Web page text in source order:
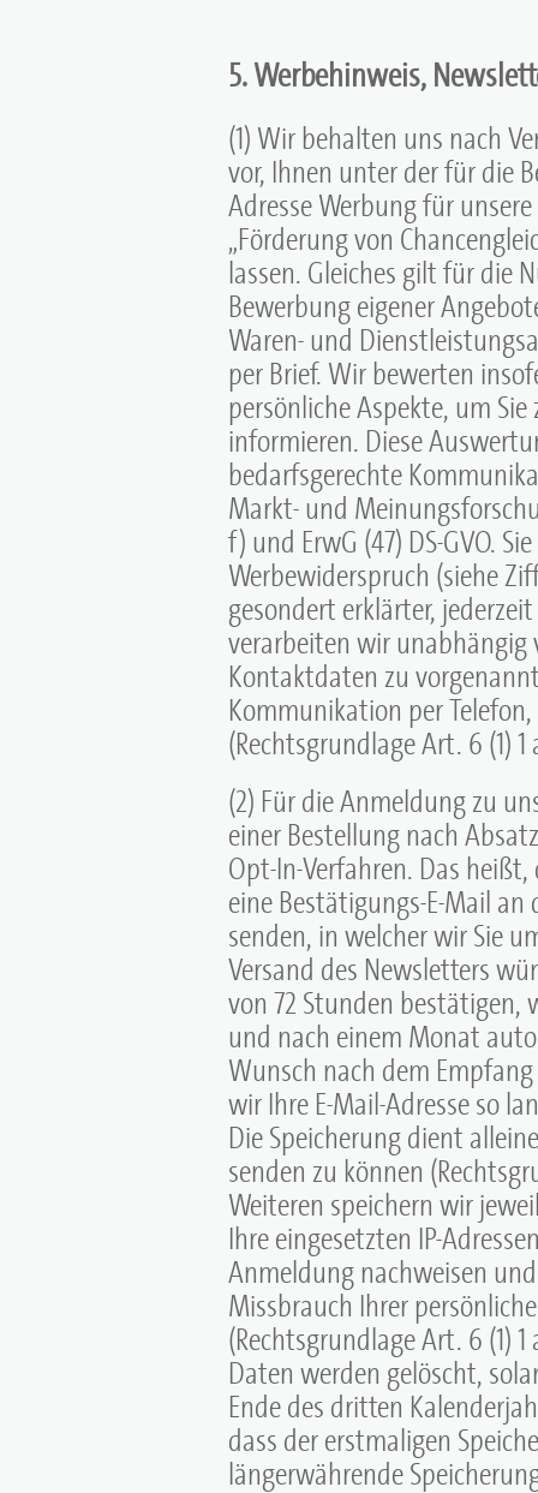
5. Werbehinweis,
(1) Wir behalten uns nach
vor, Ihnen unter der für die
Adresse Werbung für
„Förderung von
lassen. Gleiches gilt für die
Bewerbung eigener
Waren- und
per Brief. Wir bewerten
persönliche Aspekte, um
informieren. Diese
bedarfsgerechte
Markt- und
f) und ErwG (47) DS-GVO.
Werbewiderspruch (siehe
gesondert erklärter,
verarbeiten wir unabhängig
Kontaktdaten zu
Kommunikation per
(Rechtsgrundlage Art. 6 (1) 1
(2) Für die Anmeldung zu
einer Bestellung nach
Opt-In-Verfahren. Das
eine Bestätigungs-E-Mail an
senden, in welcher wir Sie
Versand des Newsletters
von 72 Stunden bestätigen,
und nach einem Monat
Wunsch nach dem
wir Ihre E-Mail-Adresse so
Die Speicherung dient
senden zu können
Weiteren speichern wir
Ihre eingesetzten IP-
Anmeldung nachweisen
Missbrauch Ihrer
(Rechtsgrundlage Art. 6 (1) 1
Daten werden gelöscht,
Ende des dritten
dass der erstmaligen
längerwährende